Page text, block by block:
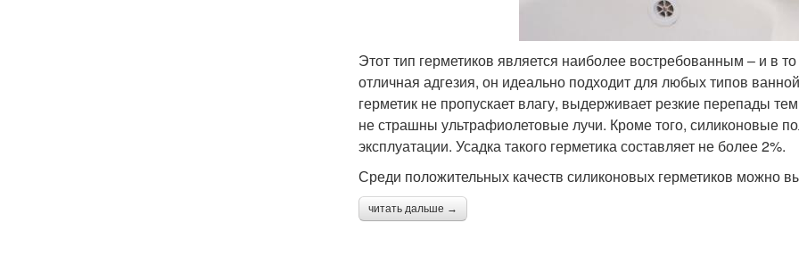
Этот тип герметиков является наиболее востребованным – и в
отличная адгезия, он идеально подходит для любых типов
герметик не пропускает влагу, выдерживает резкие перепады
не страшны ультрафиолетовые лучи. Кроме того, силиконовые
эксплуатации. Усадка такого герметика составляет не более 2%.
Среди положительных качеств силиконовых герметиков можно
читать дальше →